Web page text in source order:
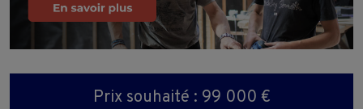
Prix souhaité : 99 000 €